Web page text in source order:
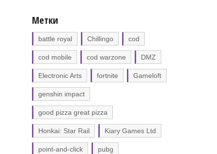
Метки
battle royal Chillingo cod
cod mobile cod warzone DMZ
Electronic Arts fortnite Gameloft
genshin impact
good pizza great pizza
Honkai: Star Rail Kiary Games Ltd
point-and-click pubg